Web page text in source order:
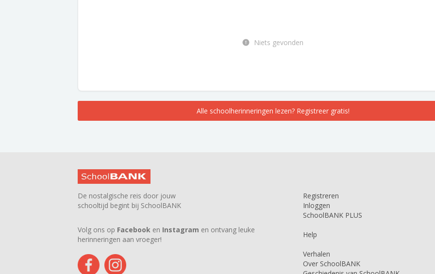
Niets gevonden
Alle schoolherinneringen lezen? Registreer gratis!
De nostalgische reis door jouw
schooltijd begint bij SchoolBANK
Volg ons op Facebook en Instagram en ontvang leuke
herinneringen aan vroeger!
Registreren
Inloggen
SchoolBANK PLUS
Help
Verhalen
Over SchoolBANK